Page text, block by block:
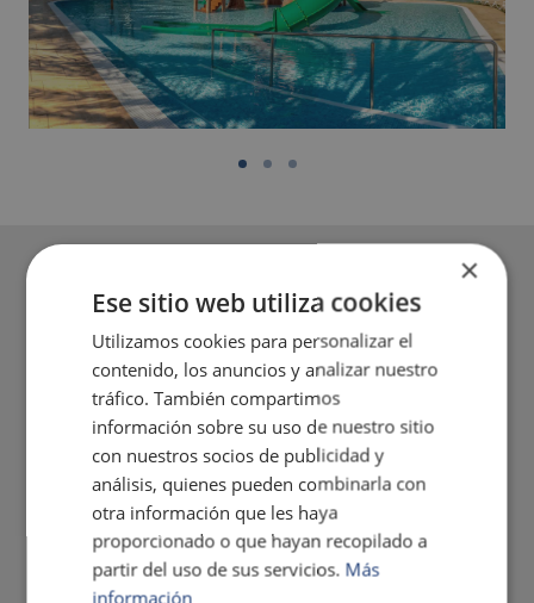
×
Ese sitio web utiliza cookies
Utilizamos cookies para personalizar el
contenido, los anuncios y analizar nuestro
tráfico. También compartimos
información sobre su uso de nuestro sitio
con nuestros socios de publicidad y
análisis, quienes pueden combinarla con
otra información que les haya
proporcionado o que hayan recopilado a
partir del uso de sus servicios. Más
información